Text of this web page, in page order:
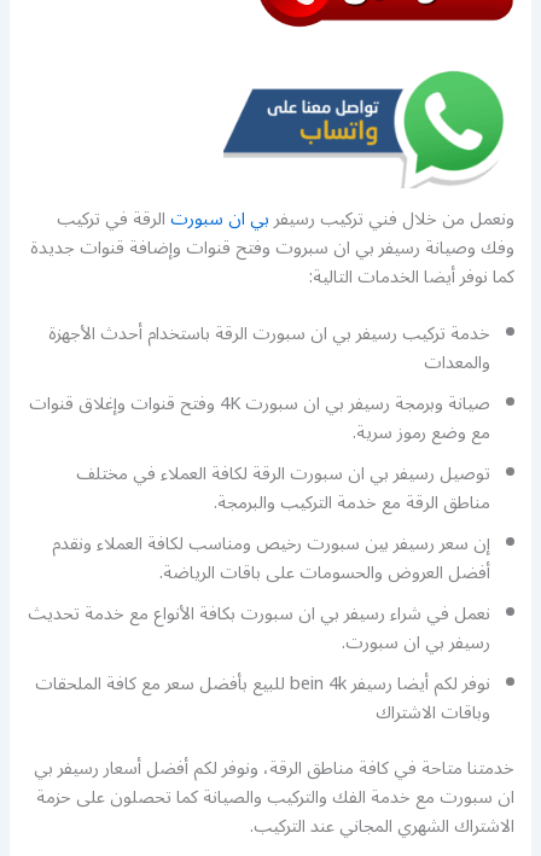
ونعمل من خلال فني تركيب رسيفربي ان سبورتالرقة في تركيب
وفك وصيانة رسيفر بي ان سبروت وفتح قنوات وإضافة قنوات جديدة
كما نوفر أيضا الخدمات التالية:
خدمة تركيب رسيفر بي ان سبورت الرقة باستخدام أحدث الأجهزة
والمعدات
صيانة وبرمجة رسيفر بي ان سبورت 4K وفتح قنوات وإغلاق قنوات
مع وضع رموز سرية.
توصيل رسيفر بي ان سبورت الرقة لكافة العملاء في مختلف
مناطق الرقة مع خدمة التركيب والبرمجة.
إن سعر رسيفر بين سبورت رخيص ومناسب لكافة العملاء ونقدم
أفضل العروض والحسومات على باقات الرياضة.
نعمل في شراء رسيفر بي ان سبورت بكافة الأنواع مع خدمة تحديث
رسيفر بي ان سبورت.
نوفر لكم أيضا رسيفر bein 4k للبيع بأفضل سعر مع كافة الملحقات
وباقات الاشتراك
خدمتنا متاحة في كافة مناطق الرقة، ونوفر لكم أفضل أسعار رسيفر بي
ان سبورت مع خدمة الفك والتركيب والصيانة كما تحصلون على حزمة
الاشتراك الشهري المجاني عند التركيب.